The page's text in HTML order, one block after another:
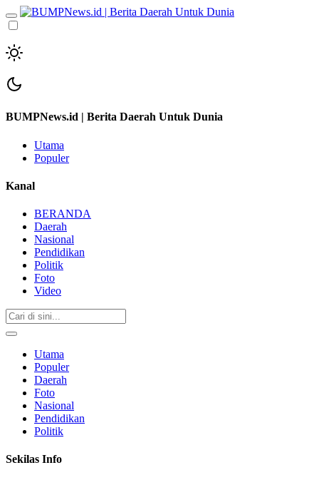
BUMPNews.id | Berita Daerah Untuk Dunia
Utama
Populer
Kanal
BERANDA
Daerah
Nasional
Pendidikan
Politik
Foto
Video
Utama
Populer
Daerah
Foto
Nasional
Pendidikan
Politik
Sekilas Info